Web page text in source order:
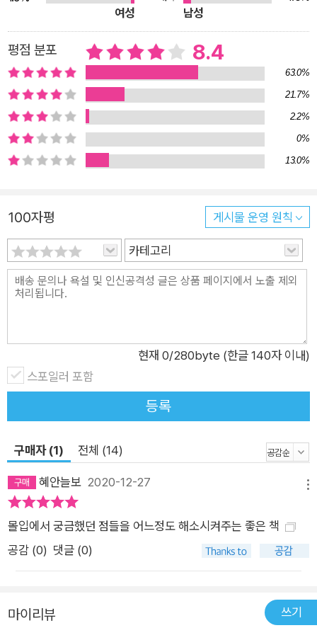
실제 황농문 박사의 지도 아래 슬로싱킹 몰입의 효력을 체험한 사
람들의 사례를 다양하게 담아내어, 독자들을 새로운 생각의 기술
로 안내한다. 우리의 뇌는 천천히 생각할수록 강해진다! 잠들었던
창의성을 깨우고 행복과 만족으로 인도하는 슬로싱킹의 힘 슬로
싱킹에 기반한 몰입을 체험한 사람들은 처음에는 공부나 업무에
서 성과를 얻으려고 했을 뿐이지만 그 과정에서 지극한 행복감을
느끼고 인생관마저 변화했다는 놀라운 경험을 공통적으로 털어
놓는다. 업무나 공부를 하는 ‘바로 지금’에 완전히 몰입하자 ‘내가
었던 것이다. 황농문 박사는 바로 이 과정을 자아실현을 이루는
경지이자 ‘행복의 정복’이라고 말한다. 이 과정 속에서 우리 뇌는
그 잠재능력을 100퍼센트 끌어내어, 인공지능이 대체 불가능한
인간만의 역량, 창의성과 영감을 발달시키기 시작한다. 이처럼 슬
로싱킹은 놀라운 몰입의 세계로 우리를 이끈다. 학습과 업무에서
생각법, 슬로싱킹을 만나보라.
여성
남성
평점 분포 8.4
63.0%
21.7%
2.2%
0%
13.0%
100자평 게시물 운영 원칙
카테고리
현재 0/280byte (한글 140자 이내)
스포일러 포함
등록
구매자 (1) 전체 (14)
혜안늘보 2020-12-27
몰입에서 궁금했던 점들을 어느정도 해소시켜주는 좋은 책
공감 (0) 댓글 (0)
마이리뷰 쓰기